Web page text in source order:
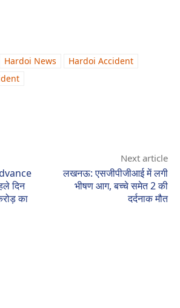
Hardoi News
Hardoi Accident
दिन
का
Next article
लखनऊ: एसजीपीजीआई में लगी
भीषण आग, बच्चे समेत 2 की
दर्दनाक मौत